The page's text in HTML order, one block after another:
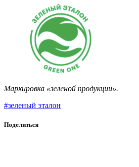
Маркировка «зеленой продукции».
#зеленый эталон
Поделиться